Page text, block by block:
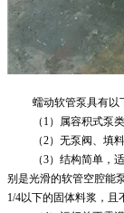
蠕动软管泵具有以
（ 1）属容积式泵
（2）无泵阀、填
（3）结构简单，
别是光滑的软管空腔能
1/4以下的固体料浆，且